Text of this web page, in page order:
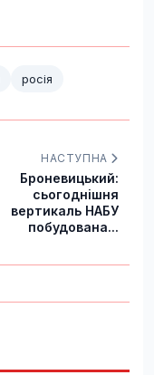
росія
НАСТУПНА
Броневицький:
сьогоднішня
вертикаль НАБУ
побудована...